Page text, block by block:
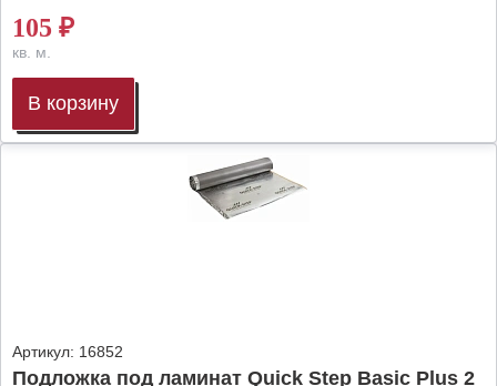
105 ₽
кв. м.
В корзину
Артикул: 16852
Подложка под ламинат Quick Step Basic Plus 2